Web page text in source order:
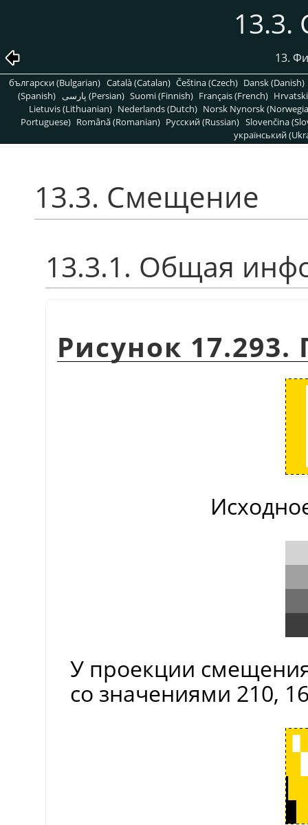
13.
български (Bulgarian) Català (Catalan) Čeština (Czech) Dansk (Danish)
(Spanish)
پارسی (Persian) Suomi (Finnish) Français (French)
Lietuvis (Lithuanian) Nederlands (Dutch) Norsk Nynorsk
Portuguese) Română (Romanian) Pусский (Russian) Slovenčina
український
13.3. Смещение
13.3.1. Общая
Рисунок
У проекции
со значениями 210,